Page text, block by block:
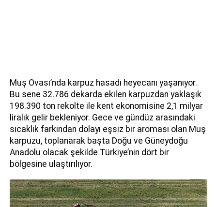
Muş Ovası’nda karpuz hasadı heyecanı yaşanıyor.
Bu sene 32.786 dekarda ekilen karpuzdan yaklaşık
198.390 ton rekolte ile kent ekonomisine 2,1 milyar
liralık gelir bekleniyor. Gece ve gündüz arasındaki
sıcaklık farkından dolayı eşsiz bir aroması olan Muş
karpuzu, toplanarak başta Doğu ve Güneydoğu
Anadolu olacak şekilde Türkiye’nin dört bir
bölgesine ulaştırılıyor.